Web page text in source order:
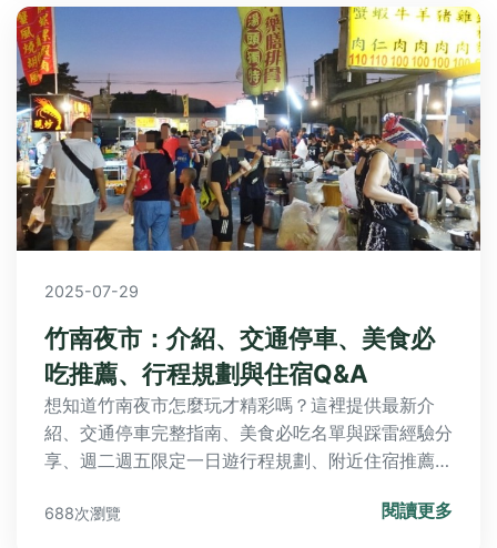
2025-07-29
竹南夜市：介紹、交通停車、美食必
吃推薦、行程規劃與住宿Q&A
想知道竹南夜市怎麼玩才精彩嗎？這裡提供最新介
紹、交通停車完整指南、美食必吃名單與踩雷經驗分
享、週二週五限定一日遊行程規劃、附近住宿推薦及
享美食與樂趣。
688次瀏覽 閱讀更多